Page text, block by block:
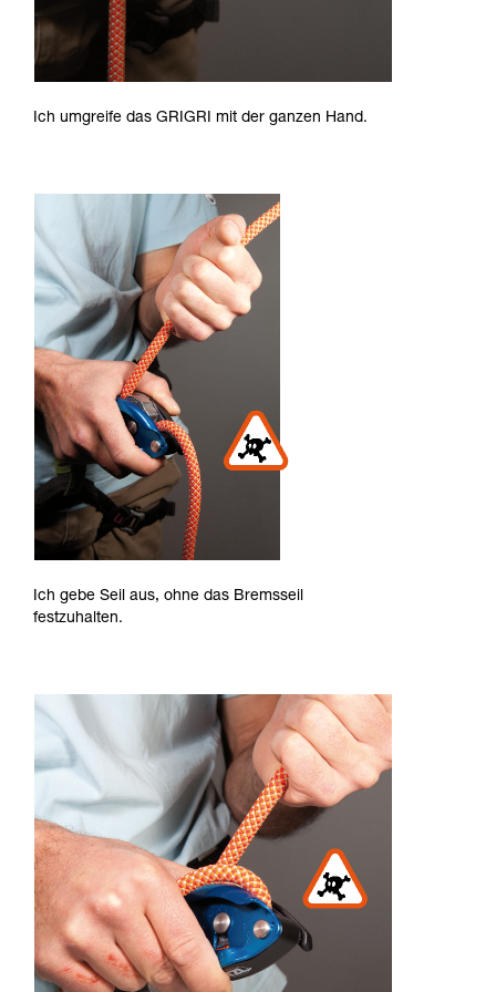
Ich umgreife das GRIGRI mit der ganzen Hand.
Ich gebe Seil aus, ohne das Bremsseil
festzuhalten.